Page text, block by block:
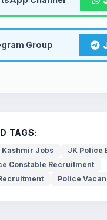
Group
TAGS:
Kashmir Jobs
JK Police
Constable Recruitment
Police